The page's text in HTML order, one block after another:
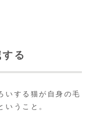
る
いする猫が自身の毛
いうこと。